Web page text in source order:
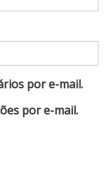
por e-mail.
por e-mail.